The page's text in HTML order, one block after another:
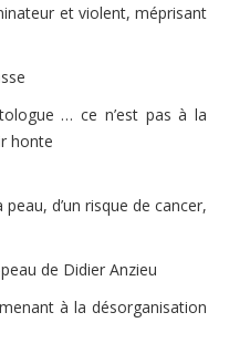
et violent, méprisant
… ce n’est pas à la
honte
d’un risque de cancer,
de Didier Anzieu
à la désorganisation